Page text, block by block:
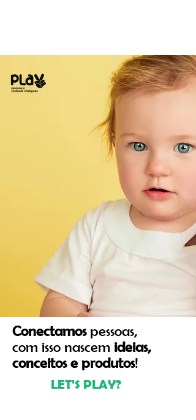
Conectamos pessoas,
com isso nascem ideias,
conceitos e produtos!
LET'S PLAY?